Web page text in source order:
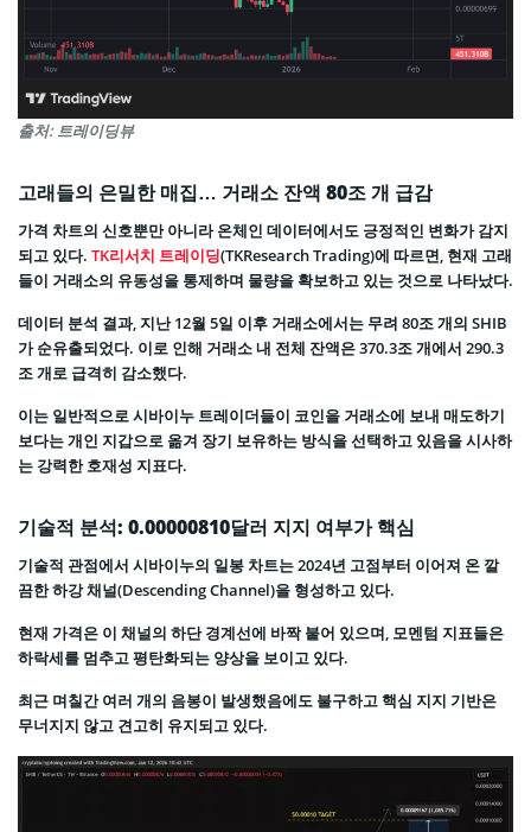
출처: 트레이딩뷰
고래들의 은밀한 매집… 거래소 잔액 80조 개 급감
가격 차트의 신호뿐만 아니라 온체인 데이터에서도 긍정적인 변화가 감지
되고 있다. TK리서치 트레이딩(TKResearch Trading)에 따르면, 현재 고래
들이 거래소의 유동성을 통제하며 물량을 확보하고 있는 것으로 나타났다.
데이터 분석 결과, 지난 12월 5일 이후 거래소에서는 무려 80조 개의 SHIB
가 순유출되었다. 이로 인해 거래소 내 전체 잔액은 370.3조 개에서 290.3
조 개로 급격히 감소했다.
이는 일반적으로 시바이누 트레이더들이 코인을 거래소에 보내 매도하기
보다는 개인 지갑으로 옮겨 장기 보유하는 방식을 선택하고 있음을 시사하
는 강력한 호재성 지표다.
기술적 분석: 0.00000810달러 지지 여부가 핵심
기술적 관점에서 시바이누의 일봉 차트는 2024년 고점부터 이어져 온 깔
끔한 하강 채널(Descending Channel)을 형성하고 있다.
현재 가격은 이 채널의 하단 경계선에 바짝 붙어 있으며, 모멘텀 지표들은
하락세를 멈추고 평탄화되는 양상을 보이고 있다.
최근 며칠간 여러 개의 음봉이 발생했음에도 불구하고 핵심 지지 기반은
무너지지 않고 견고히 유지되고 있다.